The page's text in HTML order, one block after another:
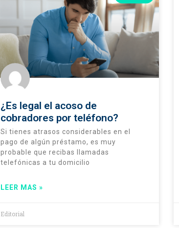
¿Es legal el acoso de
cobradores por teléfono?
Si tienes atrasos considerables en el
pago de algún préstamo, es muy
probable que recibas llamadas
telefónicas a tu domicilio
LEER MAS »
Editorial